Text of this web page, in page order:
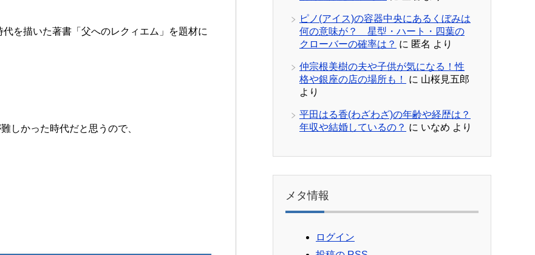
を描いた著書「父へのレクィエム」を題材に
しかった時代だと思うので、
ピノ(アイス)の容器中央にあるくぼみは
何の意味が？ 星型・ハート・四葉の
クローバーの確率は？ に 匿名 より
仲宗根美樹の夫や子供が気になる！性
格や銀座の店の場所も！
に 山桜見五郎
より
平田はる香(わざわざ)の年齢や経歴は？
年収や結婚しているの？ に いなめ より
メタ情報
ログイン